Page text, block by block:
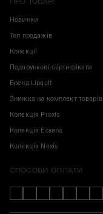
Новинки
Топ продажів
Колекції
Подарункові сертифікати
Бренд Lipault
Знижка на комплект товарів
Колекція Proxis
Колекція Essens
Колекція Nexis
СПОСОБИ ОПЛАТИ